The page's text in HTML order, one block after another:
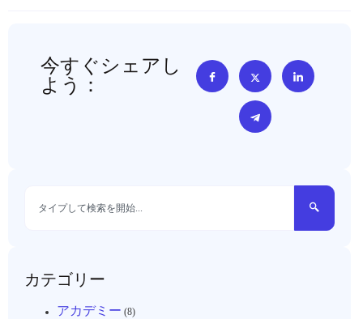
今すぐシェアし
よう：
カテゴリー
アカデミー (8)